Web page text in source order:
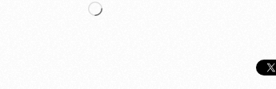
Cargando...